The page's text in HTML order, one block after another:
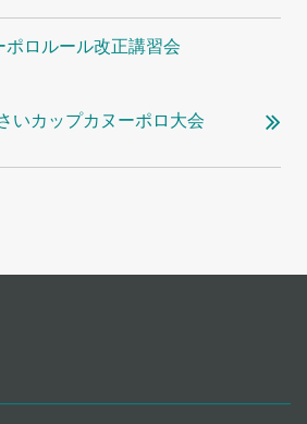
ポロルール改正講習会
いカップカヌーポロ大会